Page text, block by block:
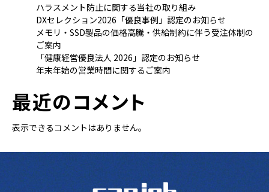
ハラスメント防止に関する当社の取り組み
DXセレクション2026「優良事例」認定のお知らせ
メモリ・SSD製品の価格高騰・供給制約に伴う受注体制の
ご案内
「健康経営優良法人 2026」認定のお知らせ
年末年始の営業時間に関するご案内
最近のコメント
表示できるコメントはありません。